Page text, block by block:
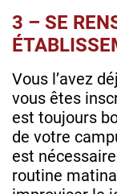
3 – SE
Vous l’avez
vous êtes
est toujours
de votre
est
routine